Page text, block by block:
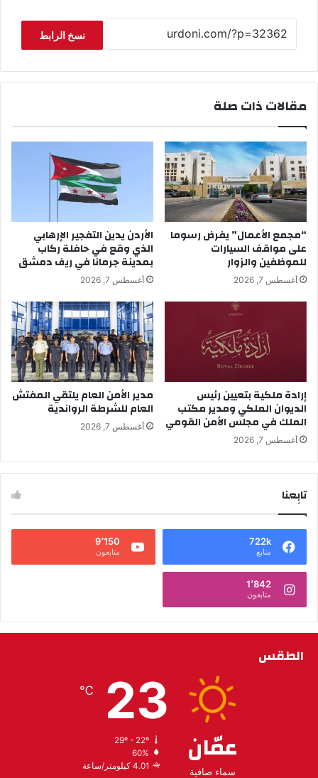
نسخ الرابط
مقالات ذات صلة
“مجمع الأعمال” يفرض رسوما
على مواقف السيارات
للموظفين والزوار
أغسطس 7, 2026
الأردن يدين التفجير الإرهابي
الذي وقع في حافلة ركاب
بمدينة جرمانا في ريف دمشق
أغسطس 7, 2026
إرادة ملكية بتعيين رئيس
الديوان الملكي ومدير مكتب
الملك في مجلس الأمن القومي
أغسطس 7, 2026
مدير الأمن العام يلتقي المفتش
العام للشرطة الرواندية
أغسطس 7, 2026
تابِعنا
722k
متابع
9٬150
متابعون
1٬842
متابعون
الطقس
عمّان
سماء صافية
23
℃
29º - 22º
60%
4.01 كيلومتر/ساعة